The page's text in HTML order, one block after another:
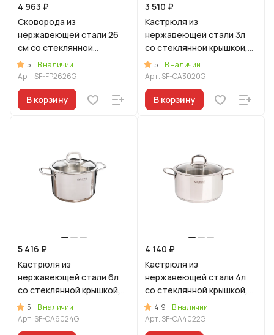
4 963 ₽
Сковорода из
нержавеющей стали 26
см со стеклянной
крышкой, линия "Сафия"
5
В наличии
Арт. SF-FP2626G
В корзину
3 510 ₽
Кастрюля из
нержавеющей стали 3л
со стеклянной крышкой,
линия "Сафия"
5
В наличии
Арт. SF-CA3020G
В корзину
5 416 ₽
Кастрюля из
нержавеющей стали 6л
со стеклянной крышкой,
линия "Сафия"
5
В наличии
Арт. SF-CA6024G
4 140 ₽
Кастрюля из
нержавеющей стали 4л
со стеклянной крышкой,
линия "Сафия"
4.9
В наличии
Арт. SF-CA4022G